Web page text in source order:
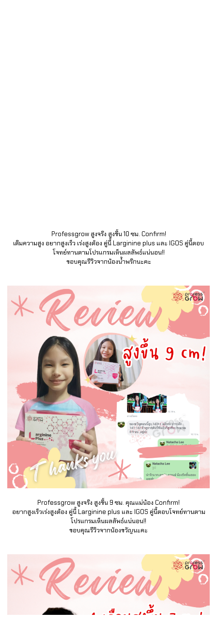
Professgrow สูงจริง สูงขึ้น 10 ซม. Confirm!
เติมความสูง อยากสูงเร็ว เร่งสูงต้อง คู่นี้ Larginine plus และ IGOS คู่นี้ตอบ
โจทย์ทานตามโปรแกรมเห็นผลลัพธ์แน่นอน!!
ขอบคุณรีวิวจากน้องน้ำพริกนะคะ
Professgrow สูงจริง สูงขึ้น 9 ซม. คุณแม่น้อง Confirm!
อยากสูงเร็วเร่งสูงต้อง คู่นี้ Larginine plus และ IGOS คู่นี้ตอบโจทย์ทานตาม
โปรแกรมเห็นผลลัพธ์แน่นอน!!
ขอบคุณรีวิวจากน้องขวัญนะคะ